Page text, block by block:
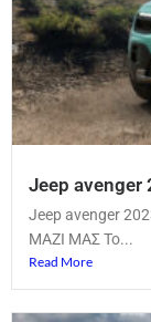
Jeep avenger
Jeep avenger
ΜΑΖΙ ΜΑΣ Το...
Read More